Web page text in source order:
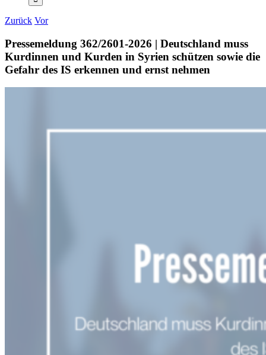
Zurück Vor
Pressemeldung 362/2601-2026 | Deutschland muss
Kurdinnen und Kurden in Syrien schützen sowie die
Gefahr des IS erkennen und ernst nehmen